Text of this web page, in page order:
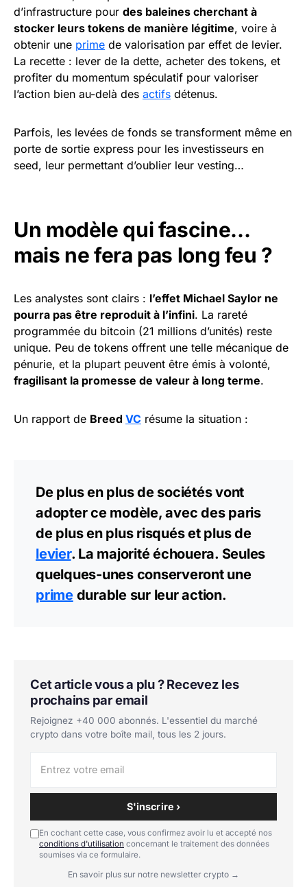
d’infrastructure pour des baleines cherchant à
stocker leurs tokens de manière légitime, voire à
obtenir une prime de valorisation par effet de levier.
La recette : lever de la dette, acheter des tokens, et
profiter du momentum spéculatif pour valoriser
l’action bien au-delà des actifs détenus.
Parfois, les levées de fonds se transforment même en
porte de sortie express pour les investisseurs en
seed, leur permettant d’oublier leur vesting…
Un modèle qui fascine…
mais ne fera pas long feu ?
Les analystes sont clairs : l’effet Michael Saylor ne
pourra pas être reproduit à l’infini. La rareté
programmée du bitcoin (21 millions d’unités) reste
unique. Peu de tokens offrent une telle mécanique de
pénurie, et la plupart peuvent être émis à volonté,
fragilisant la promesse de valeur à long terme.
Un rapport de Breed VC résume la situation :
De plus en plus de sociétés vont
adopter ce modèle, avec des paris
de plus en plus risqués et plus de
levier. La majorité échouera. Seules
quelques-unes conserveront une
primedurable sur leur action.
Cet article vous a plu ? Recevez les
prochains par email
Rejoignez +40 000 abonnés. L'essentiel du marché
crypto dans votre boîte mail, tous les 2 jours.
S'inscrire ›
En cochant cette case, vous confirmez avoir lu et accepté nos
conditions d'utilisation concernant le traitement des données
soumises via ce formulaire.
En savoir plus sur notre newsletter crypto →